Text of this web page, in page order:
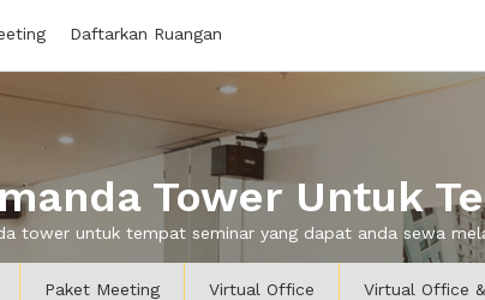
Daftarkan Ruangan
Tower Untuk
tower untuk tempat seminar yang dapat anda sewa
Paket Meeting Virtual Office Virtual Office